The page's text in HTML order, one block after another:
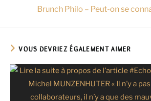
Brunch Philo – Peut-on se
VOUS DEVRIEZ ÉGALEMENT AIMER